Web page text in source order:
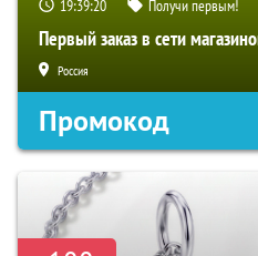
19:39:19 Получи первым!
Первый заказ в сети
Россия
Промокод